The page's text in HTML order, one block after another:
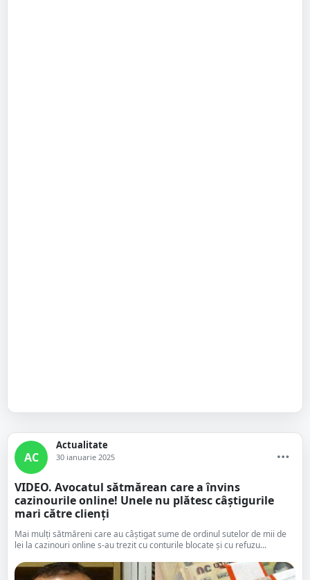
AC
Actualitate
30 ianuarie 2025
VIDEO. Avocatul sătmărean care a învins
cazinourile online! Unele nu plătesc câștigurile
mari către clienți
Mai mulți sătmăreni care au câștigat sume de ordinul sutelor de mii de
lei la cazinouri online s-au trezit cu conturile blocate și cu refuzu...